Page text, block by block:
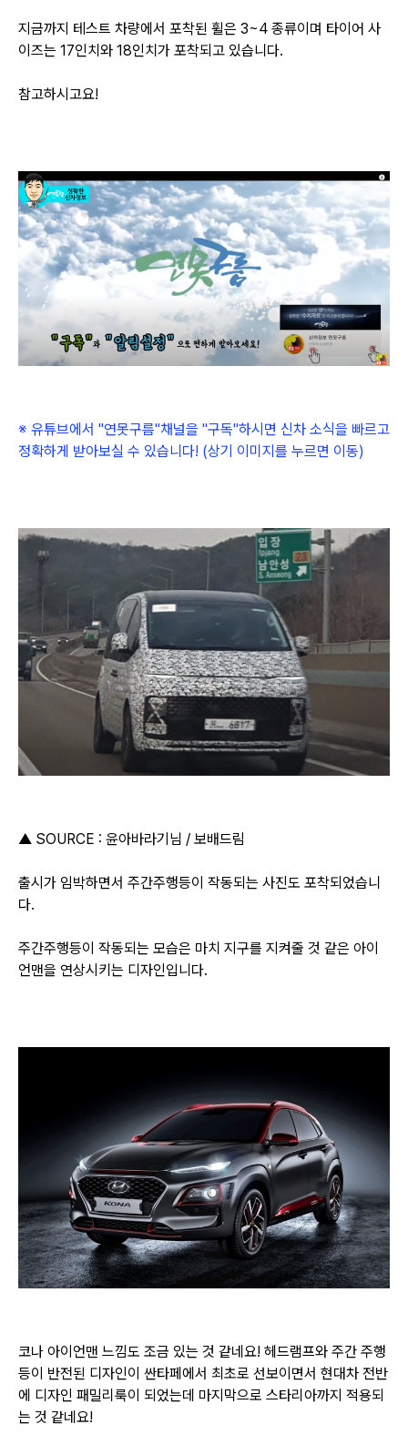
지금까지 테스트 차량에서 포착된 휠은 3~4 종류이며 타이어 사
이즈는 17인치와 18인치가 포착되고 있습니다.
참고하시고요!
※ 유튜브에서 "연못구름"채널을 "구독"하시면 신차 소식을 빠르고
정확하게 받아보실 수 있습니다! (상기 이미지를 누르면 이동)
▲ SOURCE : 윤아바라기님 / 보배드림
출시가 임박하면서 주간주행등이 작동되는 사진도 포착되었습니
다.
주간주행등이 작동되는 모습은 마치 지구를 지켜줄 것 같은 아이
언맨을 연상시키는 디자인입니다.
코나 아이언맨 느낌도 조금 있는 것 같네요! 헤드램프와 주간 주행
등이 반전된 디자인이 싼타페에서 최초로 선보이면서 현대차 전반
에 디자인 패밀리룩이 되었는데 마지막으로 스타리아까지 적용되
는 것 같네요!